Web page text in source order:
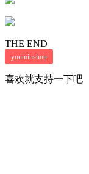
THE END
youminshou
喜欢就支持一下吧